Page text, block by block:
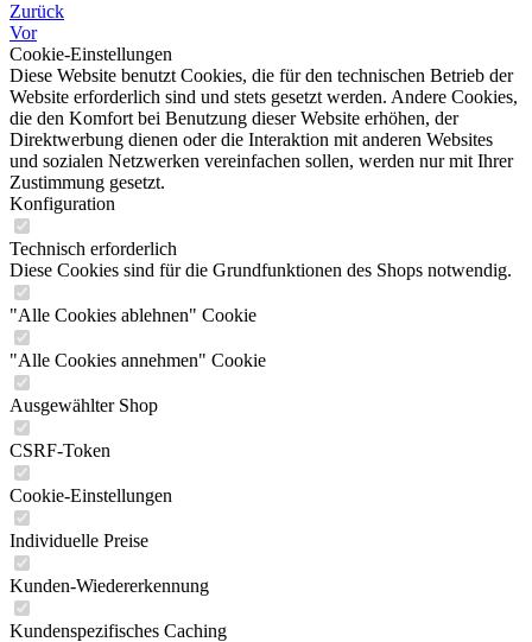
Zurück
Vor
Cookie-Einstellungen
Diese Website benutzt Cookies, die für den technischen Betrieb der
Website erforderlich sind und stets gesetzt werden. Andere Cookies,
die den Komfort bei Benutzung dieser Website erhöhen, der
Direktwerbung dienen oder die Interaktion mit anderen Websites
und sozialen Netzwerken vereinfachen sollen, werden nur mit Ihrer
Zustimmung gesetzt.
Konfiguration
Technisch erforderlich
Diese Cookies sind für die Grundfunktionen des Shops notwendig.
"Alle Cookies ablehnen" Cookie
"Alle Cookies annehmen" Cookie
Ausgewählter Shop
CSRF-Token
Cookie-Einstellungen
Individuelle Preise
Kunden-Wiedererkennung
Kundenspezifisches Caching